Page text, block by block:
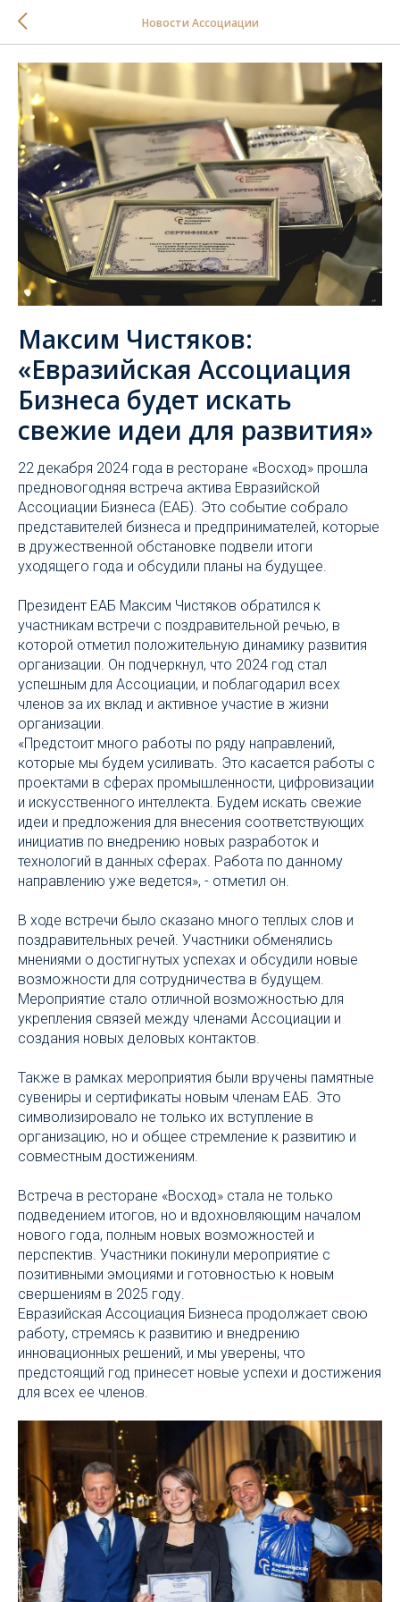
Новости Ассоциации
Максим Чистяков:
«Евразийская Ассоциация
Бизнеса будет искать
свежие идеи для развития»
22 декабря 2024 года в ресторане «Восход» прошла
предновогодняя встреча актива Евразийской
Ассоциации Бизнеса (ЕАБ). Это событие собрало
представителей бизнеса и предпринимателей, которые
в дружественной обстановке подвели итоги
уходящего года и обсудили планы на будущее.
Президент ЕАБ Максим Чистяков обратился к
участникам встречи с поздравительной речью, в
которой отметил положительную динамику развития
организации. Он подчеркнул, что 2024 год стал
успешным для Ассоциации, и поблагодарил всех
членов за их вклад и активное участие в жизни
организации.
«Предстоит много работы по ряду направлений,
которые мы будем усиливать. Это касается работы с
проектами в сферах промышленности, цифровизации
и искусственного интеллекта. Будем искать свежие
идеи и предложения для внесения соответствующих
инициатив по внедрению новых разработок и
технологий в данных сферах. Работа по данному
направлению уже ведется», - отметил он.
В ходе встречи было сказано много теплых слов и
поздравительных речей. Участники обменялись
мнениями о достигнутых успехах и обсудили новые
возможности для сотрудничества в будущем.
Мероприятие стало отличной возможностью для
укрепления связей между членами Ассоциации и
создания новых деловых контактов.
Также в рамках мероприятия были вручены памятные
сувениры и сертификаты новым членам ЕАБ. Это
символизировало не только их вступление в
организацию, но и общее стремление к развитию и
совместным достижениям.
Встреча в ресторане «Восход» стала не только
подведением итогов, но и вдохновляющим началом
нового года, полным новых возможностей и
перспектив. Участники покинули мероприятие с
позитивными эмоциями и готовностью к новым
свершениям в 2025 году.
Евразийская Ассоциация Бизнеса продолжает свою
работу, стремясь к развитию и внедрению
инновационных решений, и мы уверены, что
предстоящий год принесет новые успехи и достижения
для всех ее членов.